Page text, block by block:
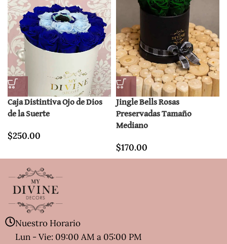
Caja Distintiva Ojo de Dios
de la Suerte
$250.00
Jingle Bells Rosas
Preservadas Tamaño
Mediano
$170.00
Nuestro Horario
Lun - Vie: 09:00 AM a 05:00 PM